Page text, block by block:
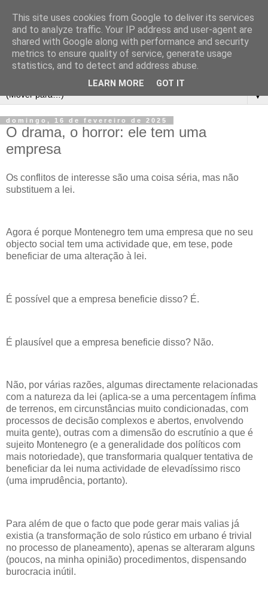
▼
domingo, 16 de fevereiro de 2025
O drama, o horror: ele tem uma
empresa
Os conflitos de interesse são uma coisa séria, mas não
substituem a lei.
Agora é porque Montenegro tem uma empresa que no seu
objecto social tem uma actividade que, em tese, pode
beneficiar de uma alteração à lei.
É possível que a empresa beneficie disso? É.
É plausível que a empresa beneficie disso? Não.
Não, por várias razões, algumas directamente relacionadas
com a natureza da lei (aplica-se a uma percentagem ínfima
de terrenos, em circunstâncias muito condicionadas, com
processos de decisão complexos e abertos, envolvendo
muita gente), outras com a dimensão do escrutínio a que é
sujeito Montenegro (e a generalidade dos políticos com
mais notoriedade), que transformaria qualquer tentativa de
beneficiar da lei numa actividade de elevadíssimo risco
(uma imprudência, portanto).
Para além de que o facto que pode gerar mais valias já
existia (a transformação de solo rústico em urbano é trivial
no processo de planeamento), apenas se alteraram alguns
(poucos, na minha opinião) procedimentos, dispensando
burocracia inútil.
This site uses cookies from Google to deliver its services
and to analyze traffic. Your IP address and user-agent are
shared with Google along with performance and security
metrics to ensure quality of service, generate usage
statistics, and to detect and address abuse.
LEARN MORE GOT IT